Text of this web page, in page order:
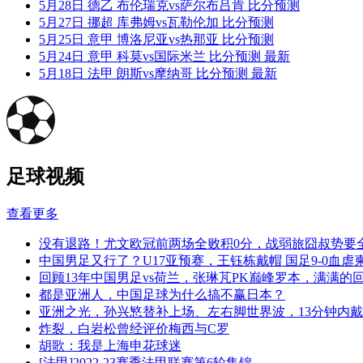
5月28日 德乙 布伦瑞克vs萨尔布吕肯 比分预测
5月27日 挪超 库弗姆vs瓦勒伦加 比分预测
5月25日 意甲 博洛尼亚vs热那亚 比分预测
5月24日 意甲 科莫vs国际米兰 比分预测 最新
5月18日 法甲 朗斯vs摩纳哥 比分预测 最新
足球视频
查看更多
没有退路！尤文欧冠前两场全败积0分，战弱旅囧叔势要
中国男足又行了？U17亚预赛，王钰栋戴帽 国足9-0血虐
回顾13年中国男足vs荷兰，张琳芃PK巅峰罗本，满满的
都是亚洲人，中国足球为什么搞不赢日本？
亚洲之光，孙兴慜替补上场、左右脚世界波，13分钟内戴
炸裂，白岩松曾经评价梅西与C罗
胡歌：我是上海申花球迷